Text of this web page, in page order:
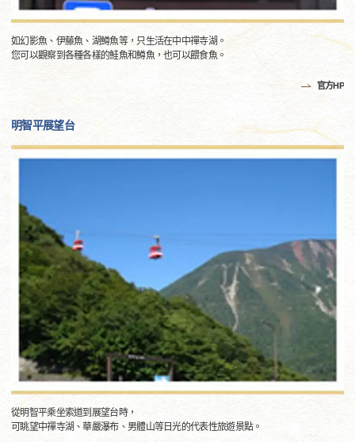
如幻影魚、伊藤魚、湖鱒魚等，只生活在中中禪寺湖。
您可以觀察到各種各樣的鮭魚和鱒魚，也可以餵食魚。
官方HP
明智平展望台
從明智平乘坐索道到展望台時，
可眺望中禪寺湖、華嚴瀑布、男體山等日光的代表性旅遊景點。